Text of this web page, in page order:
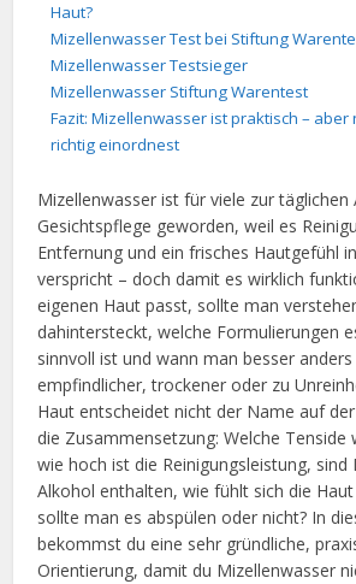
Haut?
Mizellenwasser Test bei Stiftung
Mizellenwasser Testsieger
Mizellenwasser Stiftung Warentest
Fazit: Mizellenwasser ist praktisch – aber
richtig einordnest
Mizellenwasser ist für viele zur täglichen
Gesichtspflege geworden, weil es
Entfernung und ein frisches Hautgefühl
verspricht – doch damit es wirklich
eigenen Haut passt, sollte man
dahintersteckt, welche Formulierungen
sinnvoll ist und wann man besser
empfindlicher, trockener oder zu
Haut entscheidet nicht der Name auf
die Zusammensetzung: Welche Tenside
wie hoch ist die Reinigungsleistung,
Alkohol enthalten, wie fühlt sich die
sollte man es abspülen oder nicht? In
bekommst du eine sehr gründliche,
Orientierung, damit du Mizellenwasser